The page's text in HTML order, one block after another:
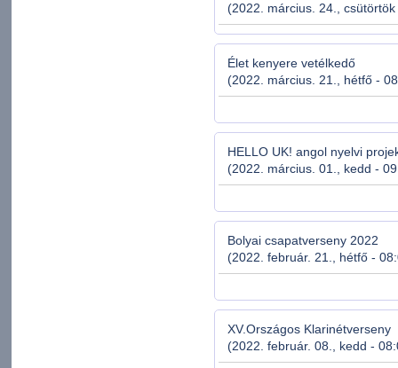
(2022. március. 24.,
Élet kenyere vetélkedő
(2022. március. 21., hétfő -
HELLO UK! angol nyelvi
(2022. március. 01., kedd -
Bolyai csapatverseny 2022
(2022. február. 21., hétfő -
XV.Országos Klarinétverseny
(2022. február. 08., kedd -